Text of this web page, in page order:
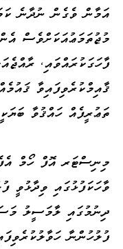
އަމާން ވެގެން ނުދާނެ
މުޖުތަމަޢުއަކަށްވެސް
ފާހަގަކުރައްވައި،
ޤާއިމްކުރެވިފައިވާ
ތަޢުރީފެއް ހައްޤުވާ
މިނިސްޓަރ އޮފް ހޯމް
ވާހަކަފުޅުގައި ވިދާޅުވީ
ދިނުމުގައި ލާމަސީލު
ފުލުހުންނާ